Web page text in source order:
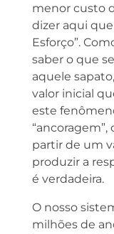
menor custo
dizer aqui
Esforço”.
saber o que
aquele
valor inicial
este
partir de um
produzir a
é verdadeira.
O nosso
milhões de